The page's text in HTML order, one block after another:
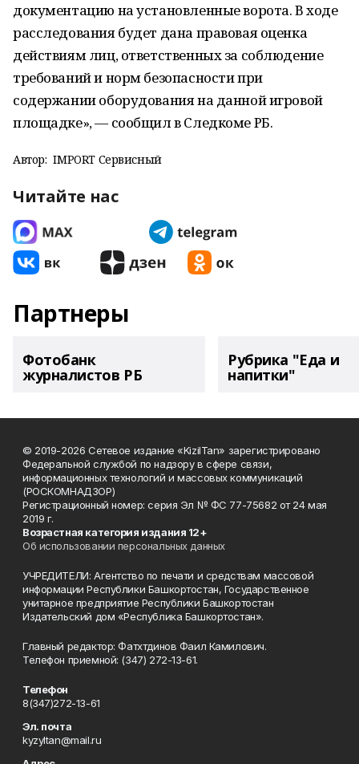
документацию на установленные ворота. В ходе
расследования будет дана правовая оценка
действиям лиц, ответственных за соблюдение
требований и норм безопасности при
содержании оборудования на данной игровой
площадке», — сообщил в Следкоме РБ.
Автор: IMPORT Сервисный
Читайте нас
Партнеры
Фотобанк
журналистов РБ
Рубрика "Еда и
напитки"
© 2019-2026 Сетевое издание «KizilTan» зарегистрировано
Федеральной службой по надзору в сфере связи,
информационных технологий и массовых коммуникаций
(РОСКОМНАДЗОР)
Регистрационный номер: серия Эл № ФС 77-75682 от 24 мая
2019 г.
Возрастная категория издания 12+
Об использовании персональных данных
УЧРЕДИТЕЛИ: Агентство по печати и средствам массовой
информации Республики Башкортостан, Государственное
унитарное предприятие Республики Башкортостан
Издательский дом «Республика Башкортостан».
Главный редактор: Фатхтдинов Фаил Камилович.
Телефон приемной: (347) 272-13-61.
Телефон
8(347)272-13-61
Эл. почта
kyzyltan@mail.ru